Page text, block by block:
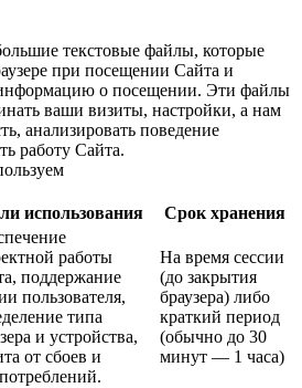
текстовые файлы, которые
при посещении Сайта и
о посещении. Эти файлы
ваши визиты, настройки, а нам
анализировать поведение
работу Сайта.
использования Срок хранения
работы
поддержание
пользователя,
типа
и устройства,
от сбоев и
На время сессии
(до закрытия
браузера) либо
краткий период
(обычно до 30
минут — 1 часа)